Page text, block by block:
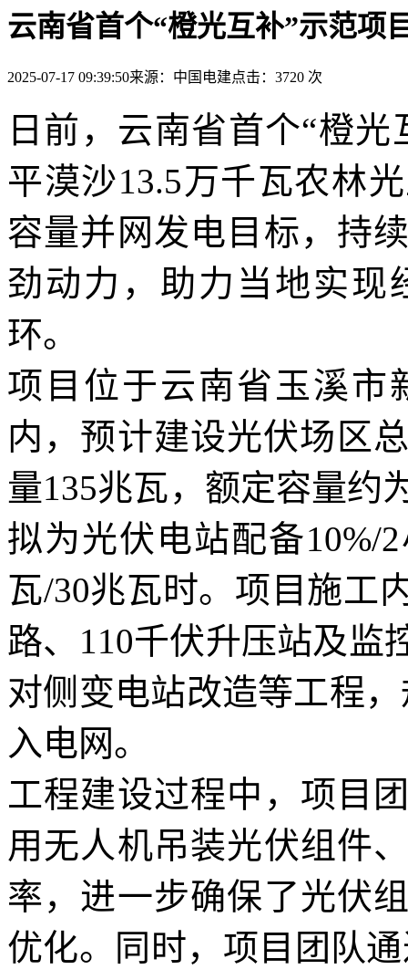
云南省首个“橙光互补”示范项
2025-07-17 09:39:50来源：中国电建点击：3720 次
日前，云南省首个“橙
平漠沙13.5万千瓦农林
容量并网发电目标，持
劲动力，助力当地实现
环。
项目位于云南省玉溪市
内，预计建设光伏场区
量135兆瓦，额定容量约
拟为光伏电站配备10%/
瓦/30兆瓦时。项目施工
路、110千伏升压站及监
对侧变电站改造等工程
入电网。
工程建设过程中，项目
用无人机吊装光伏组件
率，进一步确保了光伏
优化。同时，项目团队